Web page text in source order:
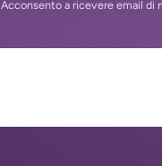
Acconsento a ricevere email di